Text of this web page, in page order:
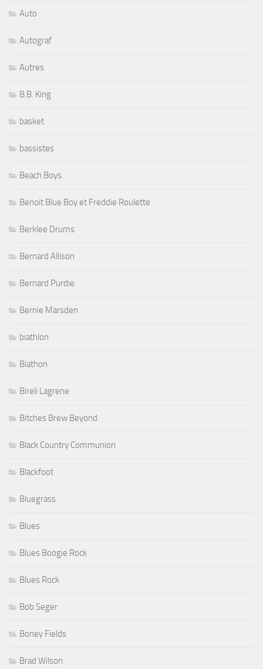
Auto
Autograf
Autres
B.B. King
basket
bassistes
Beach Boys
Benoit Blue Boy et Freddie Roulette
Berklee Drums
Bernard Allison
Bernard Purdie
Bernie Marsden
biathlon
Biathon
Bireli Lagrene
Bitches Brew Beyond
Black Country Communion
Blackfoot
Bluegrass
Blues
Blues Boogie Rock
Blues Rock
Bob Seger
Boney Fields
Brad Wilson